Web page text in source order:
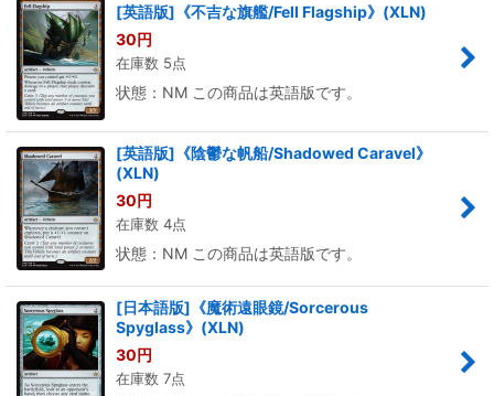
[英語版]《不吉な旗艦/Fell Flagship》(XLN)
30円
在庫数 5点
状態：NM この商品は英語版です。
[英語版]《陰鬱な帆船/Shadowed Caravel》
(XLN)
30円
在庫数 4点
状態：NM この商品は英語版です。
[日本語版]《魔術遠眼鏡/Sorcerous
Spyglass》(XLN)
30円
在庫数 7点